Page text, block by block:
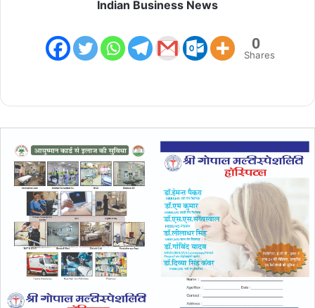
Indian Business News
0
Shares